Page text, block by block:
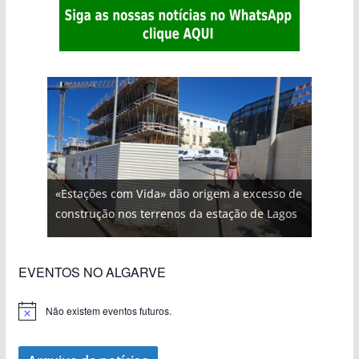
«Estações com Vida» dão origem a excesso de
construção nos terrenos da estação de Lagos
EVENTOS NO ALGARVE
Não existem eventos futuros.